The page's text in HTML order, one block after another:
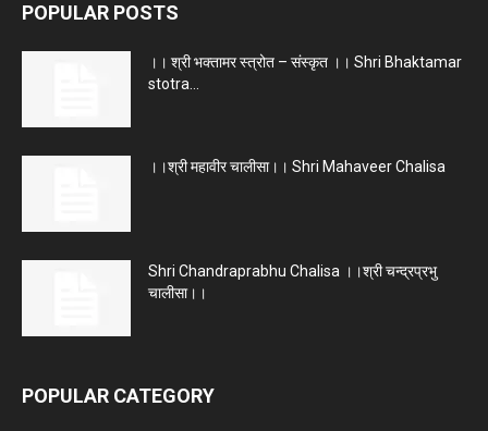
POPULAR POSTS
।। श्री भक्तामर स्त्रोत – संस्कृत ।। Shri Bhaktamar
stotra...
।।श्री महावीर चालीसा।। Shri Mahaveer Chalisa
Shri Chandraprabhu Chalisa ।।श्री चन्द्रप्रभु
चालीसा।।
POPULAR CATEGORY